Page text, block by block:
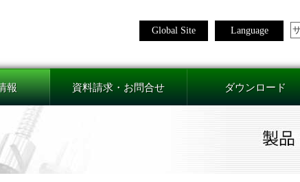
Language
Global Site
報 資料請求・お問合せ ダウンロード